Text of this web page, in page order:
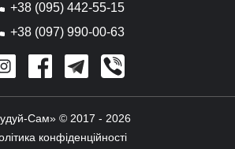
+38 (095) 442-55-15
+38 (097) 990-00-63
Сам» © 2017 - 2026
конфіденційності